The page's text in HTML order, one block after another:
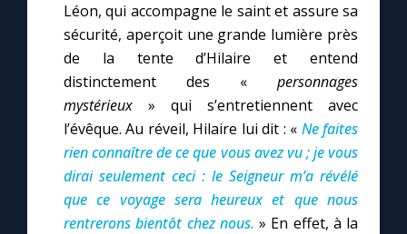
Léon, qui accompagne le saint et assure sa
sécurité, aperçoit une grande lumière près
de la tente d’Hilaire et entend
distinctement des « personnages
mystérieux » qui s’entretiennent avec
l’évêque. Au réveil, Hilaire lui dit : « Ne faites
rien connaître de ce que vous avez vu ; je vous
dirai seulement ceci : le Seigneur m’a révélé
que ce voyage sera heureux et que nous
rentrerons bientôt chez nous. » En effet, à la